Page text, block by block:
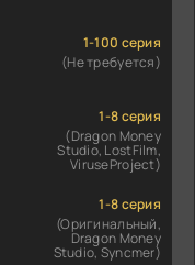
1-100 серия
(Не требуется)
1-8 серия
(Dragon Money
Studio, LostFilm,
ViruseProject)
1-8 серия
(Оригинальный,
Dragon Money
Studio, Syncmer)